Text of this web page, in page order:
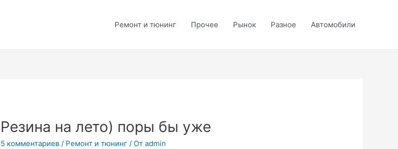
Ремонт и тюнинг Прочее Рынок Разное Автомобили
Резина на лето) поры бы уже
5 комментариев / Ремонт и тюнинг / От admin